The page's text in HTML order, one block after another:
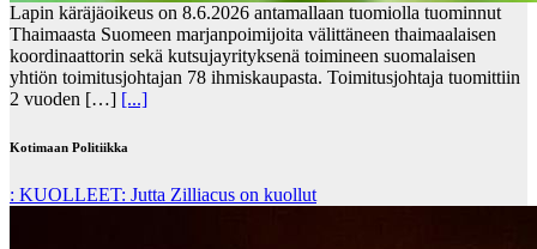
Lapin käräjäoikeus on 8.6.2026 antamallaan tuomiolla tuominnut
Thaimaasta Suomeen marjanpoimijoita välittäneen thaimaalaisen
koordinaattorin sekä kutsujayrityksenä toimineen suomalaisen
yhtiön toimitusjohtajan 78 ihmiskaupasta. Toimitusjohtaja tuomittiin
2 vuoden […] [...]
Kotimaan Politiikka
: KUOLLEET: Jutta Zilliacus on kuollut